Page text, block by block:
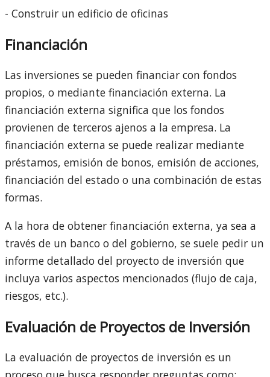
- Construir un edificio de oficinas
Financiación
Las inversiones se pueden financiar con fondos
propios, o mediante financiación externa. La
financiación externa significa que los fondos
provienen de terceros ajenos a la empresa. La
financiación externa se puede realizar mediante
préstamos, emisión de bonos, emisión de acciones,
financiación del estado o una combinación de estas
formas.
A la hora de obtener financiación externa, ya sea a
través de un banco o del gobierno, se suele pedir un
informe detallado del proyecto de inversión que
incluya varios aspectos mencionados (flujo de caja,
riesgos, etc.).
Evaluación de Proyectos de Inversión
La evaluación de proyectos de inversión es un